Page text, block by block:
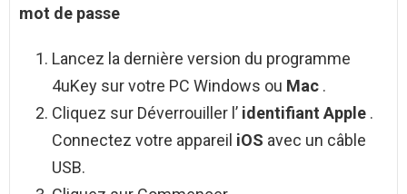
mot de passe
Lancez la dernière version du programme
4uKey sur votre PC Windows ou Mac .
Cliquez sur Déverrouiller l’ identifiant Apple .
Connectez votre appareil iOS avec un câble
USB.